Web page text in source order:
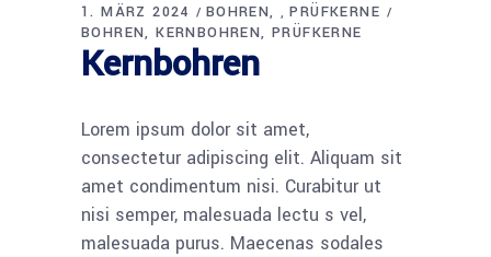
1. MÄRZ 2024 BOHREN , PRÜFKERNE
BOHREN KERNBOHREN PRÜFKERNE
Kernbohren
Lorem ipsum dolor sit amet,
consectetur adipiscing elit. Aliquam sit
amet condimentum nisi. Curabitur ut
nisi semper, malesuada lectu s vel,
malesuada purus. Maecenas sodales